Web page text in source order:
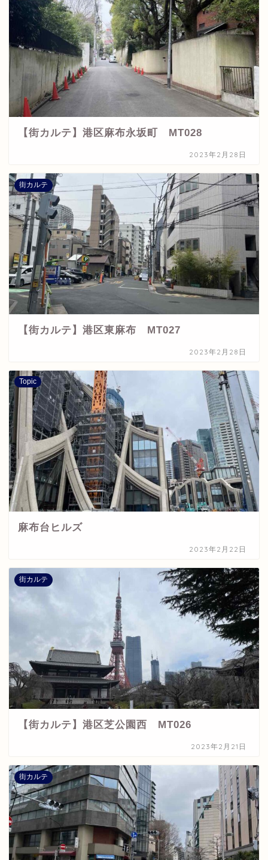
【街カルテ】港区麻布永坂町 MT028
2023年2月28日
街カルテ
【街カルテ】港区東麻布 MT027
2023年2月28日
Topic
麻布台ヒルズ
2023年2月22日
街カルテ
【街カルテ】港区芝公園西 MT026
2023年2月21日
街カルテ